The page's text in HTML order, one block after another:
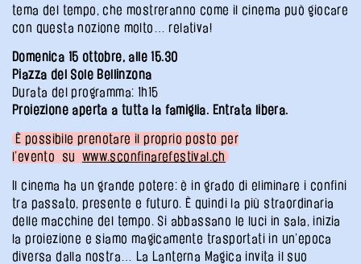
tema del tempo, che mostreranno come il cinema può giocare
con questa nozione molto… relativa!
Domenica 15 ottobre, alle 15.30
Piazza del Sole Bellinzona
Durata del programma: 1h15
Proiezione aperta a tutta la famiglia. Entrata libera.
È possibile prenotare il proprio posto per
l’evento su www.sconfinarefestival.ch
Il cinema ha un grande potere: è in grado di eliminare i confini
tra passato, presente e futuro. È quindi la più straordinaria
delle macchine del tempo. Si abbassano le luci in sala, inizia
la proiezione e siamo magicamente trasportati in un’epoca
diversa dalla nostra… La Lanterna Magica invita il suo